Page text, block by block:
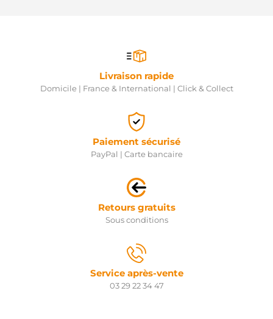
Livraison rapide
Domicile | France & International | Click & Collect
Paiement sécurisé
PayPal | Carte bancaire
Retours gratuits
Sous conditions
Service après-vente
03 29 22 34 47